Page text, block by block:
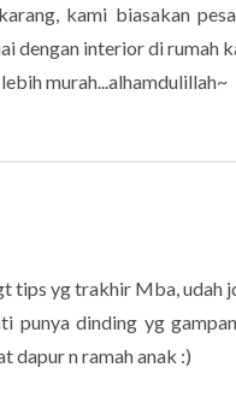
kami biasakan
dengan interior di rumah
murah...alhamdulillah~
tips yg trakhir Mba, udah
punya dinding yg
dapur n ramah anak :)